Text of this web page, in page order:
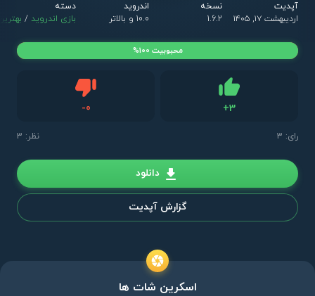
آپدیت
اردیبهشت ۱۷, ۱۴۰۵
نسخه
1.6.2
اندروید
10.0 و بالاتر
دسته
بازی اندروید /
+3
-0دیس لایک
رای: 3 نظر: 3
محبوبیت 100%
دانلود
گزارش آپدیت
اسکرین شات ها